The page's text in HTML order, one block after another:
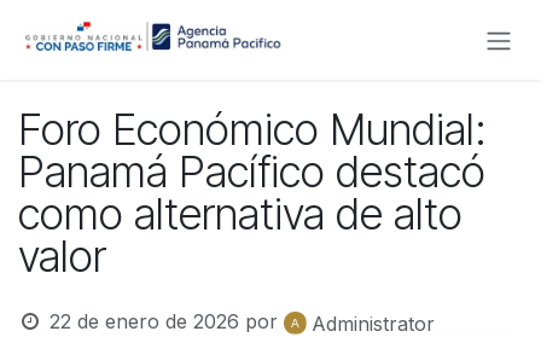
Foro Económico Mundial:
Panamá Pacífico destacó
como alternativa de alto
valor
22 de enero de 2026 por Administrator